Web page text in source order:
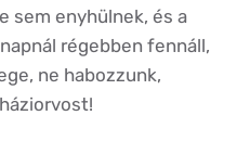
sem enyhülnek, és a
régebben fennáll,
ne habozzunk,